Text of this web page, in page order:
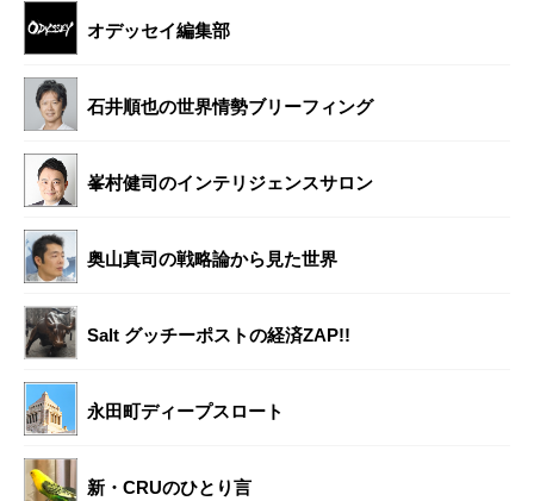
オデッセイ編集部
石井順也の世界情勢ブリーフィング
峯村健司のインテリジェンスサロン
奥山真司の戦略論から見た世界
Salt グッチーポストの経済ZAP!!
永田町ディープスロート
新・CRUのひとり言